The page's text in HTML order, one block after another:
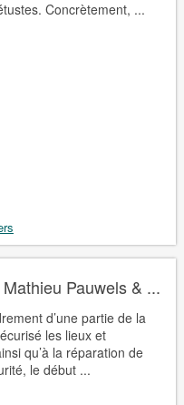
Concrètement, ...
Pauwels & ...
d’une partie de la
les lieux et
qu’à la réparation de
le début ...